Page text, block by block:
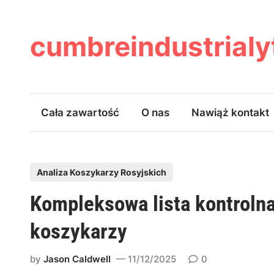
Cała zawartość O nas Nawiąż kontakt
s
t
e
d
Analiza Koszykarzy Rosyjskich
Kompleksowa lista
koszykarzy
by Jason Caldwell 11/12/2025 0